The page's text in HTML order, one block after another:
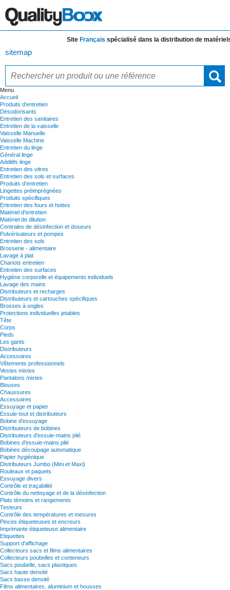
SiteFrançaisspécialisé dans la distribution dematériels et
sitemap
Menu
Accueil
Produits d'entretien
Désodorisants
Entretien des sanitaires
Entretien de la vaisselle
Vaisselle Manuelle
Vaisselle Machine
Entretien du linge
Général linge
Additifs linge
Entretien des vitres
Entretien des sols et surfaces
Produits d'entretien
Lingettes préimprégnées
Produits spécifiques
Entretien des fours et hottes
Matériel d'entretien
Matériel de dilution
Centrales de désinfection et doseurs
Pulvérisateurs et pompes
Entretien des sols
Brosserie - alimentaire
Lavage à plat
Chariots entretien
Entretien des surfaces
Hygiène corporelle et équipements individuels
Lavage des mains
Distributeurs et recharges
Distributeurs et cartouches spécifiques
Brosses à ongles
Protections individuelles jetables
Tête
Corps
Pieds
Les gants
Distributeurs
Accessoires
Vêtements professionnels
Vestes mixtes
Pantalons mixtes
Blouses
Chaussures
Accessoires
Essuyage et papier
Essuie-tout et distributeurs
Bobine d'essuyage
Distributeurs de bobines
Distributeurs d'essuie-mains plié
Bobines d'essuie-mains plié
Bobines découpage automatique
Papier hygiènique
Distributeurs Jumbo (Mini et Maxi)
Rouleaux et paquets
Essuyage divers
Contrôle et traçabilité
Contrôle du nettoyage et de la désinfection
Plats témoins et rangements
Testeurs
Contrôle des températures et mesures
Pinces étiqueteuses et encreurs
Imprimante étiqueteuse alimentaire
Etiquettes
Support d'affichage
Collecteurs sacs et films alimentaires
Collecteurs poubelles et conteneurs
Sacs poubelle, sacs plastiques
Sacs haute densité
Sacs basse densité
Films alimentaires, aluminium et housses